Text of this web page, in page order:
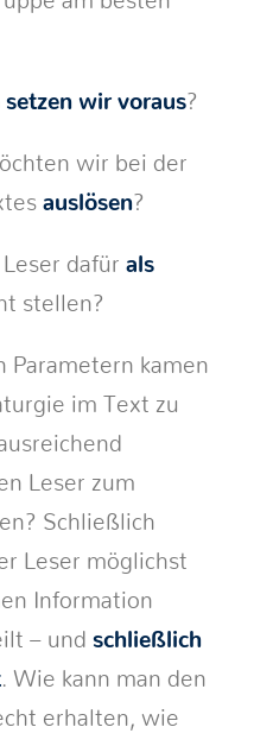
setzen wir voraus?
wir bei der
auslösen?
dafür als
stellen?
Parametern kamen
im Text zu
Leser zum
Schließlich
Leser möglichst
Information
– und schließlich
. Wie kann man den
erhalten, wie